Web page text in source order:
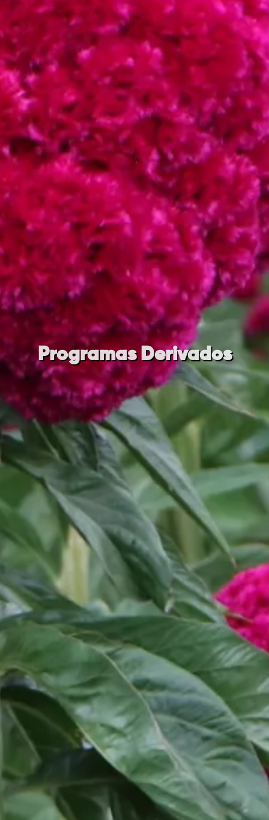
Programas Derivados